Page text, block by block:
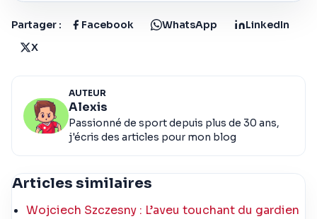
Partager : Facebook WhatsApp
LinkedIn
X
AUTEUR
Alexis
Passionné de sport depuis plus de 30 ans,
j'écris des articles pour mon blog
Articles similaires
Wojciech Szczesny : L’aveu touchant du gardien